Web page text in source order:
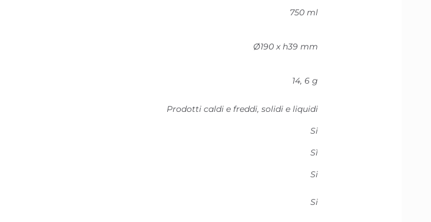
750 ml
Ø190 x h39 mm
14, 6 g
Prodotti caldi e freddi, solidi e liquidi
Si
Sì
Si
Si